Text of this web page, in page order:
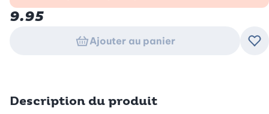
9.95
Ajouter au panier
Description du produit